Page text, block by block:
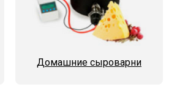
Домашние сыроварни